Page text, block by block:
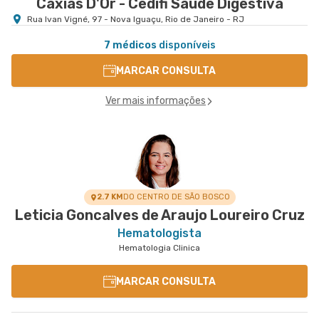
Caxias D'Or - Cedifi Saude Digestiva
Rua Ivan Vigné, 97 - Nova Iguaçu, Rio de Janeiro - RJ
7 médicos disponíveis
MARCAR CONSULTA
Ver mais informações
2.7 KMDO CENTRO DE SÃO BOSCO
Leticia Goncalves de Araujo Loureiro Cruz
Hematologista
Hematologia Clinica
MARCAR CONSULTA